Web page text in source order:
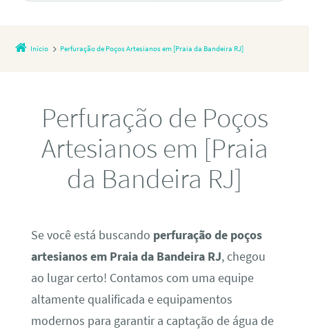
Início Perfuração de Poços Artesianos em [Praia da Bandeira RJ]
Perfuração de Poços
Artesianos em [Praia
da Bandeira RJ]
Se você está buscando perfuração de poços
artesianos em Praia da Bandeira RJ, chegou
ao lugar certo! Contamos com uma equipe
altamente qualificada e equipamentos
modernos para garantir a captação de água de